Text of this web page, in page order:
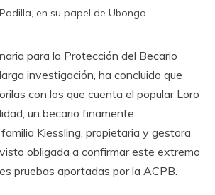
en su papel de Ubongo
para la Protección del Becario
investigación, ha concluido que
con los que cuenta el popular Loro
un becario finamente
Kiessling, propietaria y gestora
obligada a confirmar este extremo
pruebas aportadas por la ACPB.